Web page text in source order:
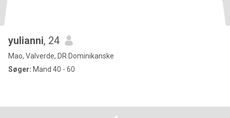
yulianni, 24
Mao, Valverde, DR Dominikanske
Søger: Mand 40 - 60